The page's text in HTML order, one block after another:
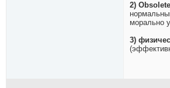
2) Obsolete
морально
3)